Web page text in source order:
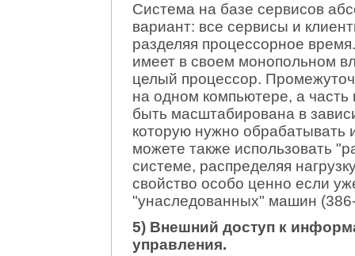
Система на базе сервисов
вариант: все сервисы и
разделяя процессорное
имеет в своем монопольном
целый процессор.
на одном компьютере, а
быть масштабирована в
которую нужно обрабатывать
можете также использовать
системе, распределяя
свойство особо ценно если
"унаследованных" машин
5) Внешний доступ к
управления.